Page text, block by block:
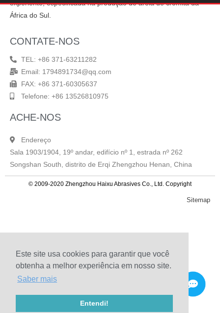
Este site usa cookies para garantir que você
obtenha a melhor experiência em nosso site.
Saber mais
Entendi!
experiente, especificada na produção de areia de cromita da
África do Sul.
CONTATE-NOS
TEL: +86 371-63211282
Email: 1794891734@qq.com
FAX: +86 371-60305637
Telefone: +86 13526810975
ACHE-NOS
Endereço
Sala 1903/1904, 19º andar, edifício nº 1, estrada nº 262
Songshan South, distrito de Erqi Zhengzhou Henan, China
© 2009-2020 Zhengzhou Haixu Abrasives Co., Ltd. Copyright
Sitemap